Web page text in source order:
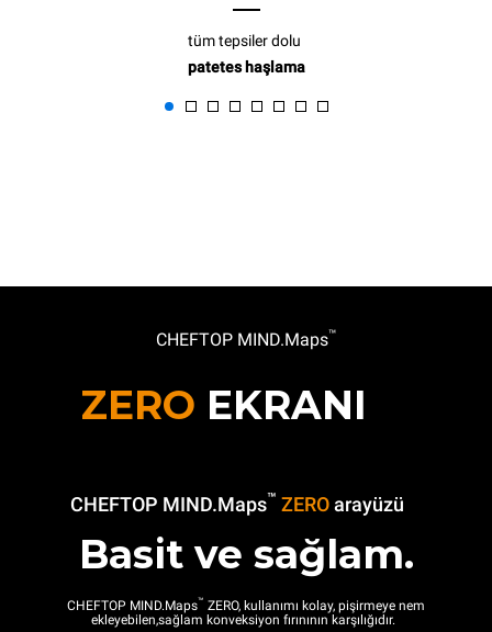
tüm tepsiler dolu
patetes haşlama
CHEFTOP MIND.Maps™
ZERO EKRANI
CHEFTOP MIND.Maps™ ZEROarayüzü
Basit ve sağlam.
CHEFTOP MIND.Maps™ ZERO, kullanımı kolay, pişirmeye nem
ekleyebilen,sağlam konveksiyon fırınının karşılığıdır.